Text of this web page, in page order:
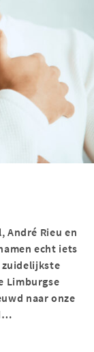
André Rieu en
echt iets
zuidelijkste
Limburgse
naar onze